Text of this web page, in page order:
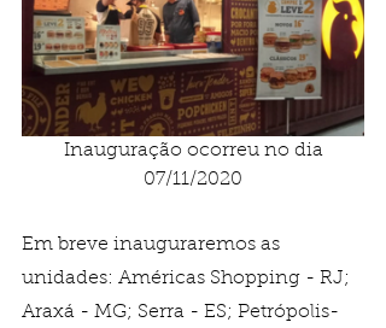
07/11/2020
Em breve inauguraremos as
unidades: Américas Shopping - RJ;
Araxá - MG; Serra - ES; Petrópolis-